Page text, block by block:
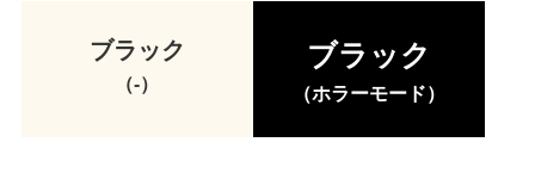
ブラック
（-）
ブラック
（ホラーモード）